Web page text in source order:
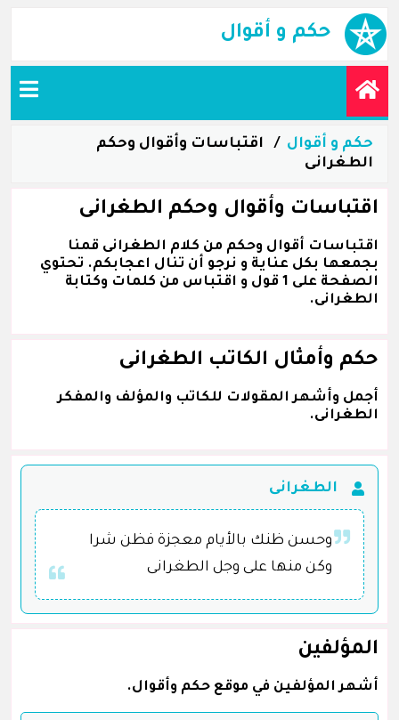
حكم و أقوال
حكم و أقوال
اقتباسات وأقوال وحكم
الطغرانى
اقتباسات وأقوال وحكم الطغرانى
اقتباسات أقوال وحكم من كلام الطغرانى قمنا
بجمعها بكل عناية و نرجو أن تنال اعجابكم. تحتوي
الصفحة على 1 قول و اقتباس من كلمات وكتابة
الطغرانى.
حكم وأمثال الكاتب الطغرانى
أجمل وأشهر المقولات للكاتب والمؤلف والمفكر
الطغرانى.
الطغرانى
وحسن ظنك بالأيام معجزة فظن شرا
وكن منها على وجل الطغرانى
المؤلفين
أشهر المؤلفين في موقع حكم وأقوال.